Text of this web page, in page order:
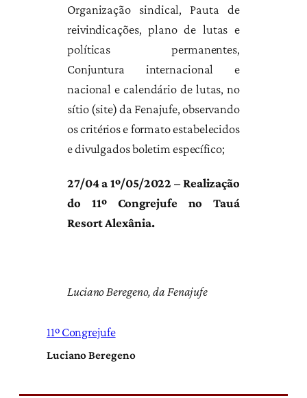
Organização sindical, Pauta de
reivindicações, plano de lutas e
políticas permanentes,
Conjuntura internacional e
nacional e calendário de lutas, no
sítio (site) da Fenajufe, observando
os critérios e formato estabelecidos
e divulgados boletim específico;
27/04 a 1º/05/2022 – Realização
do 11º Congrejufe no Tauá
Resort Alexânia.
Luciano Beregeno, da Fenajufe
11º Congrejufe
Luciano Beregeno